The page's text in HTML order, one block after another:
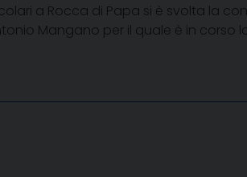
a Rocca di Papa si è svolta la
Mangano per il quale è in corso